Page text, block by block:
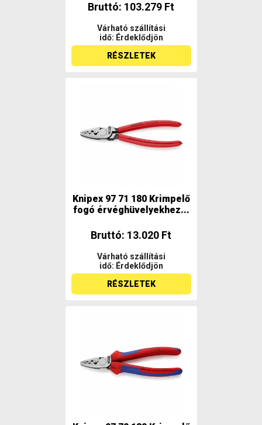
Bruttó: 103.279 Ft
Várható szállítási
idő: Érdeklődjön
RÉSZLETEK
Knipex 97 71 180 Krimpelő
fogó érvéghüvelyekhez...
Bruttó: 13.020 Ft
Várható szállítási
idő: Érdeklődjön
RÉSZLETEK